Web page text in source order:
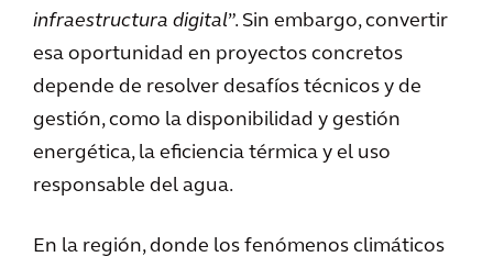
infraestructura digital”. Sin embargo, convertir
esa oportunidad en proyectos concretos
depende de resolver desafíos técnicos y de
gestión, como la disponibilidad y gestión
energética, la eficiencia térmica y el uso
responsable del agua.
En la región, donde los fenómenos climáticos